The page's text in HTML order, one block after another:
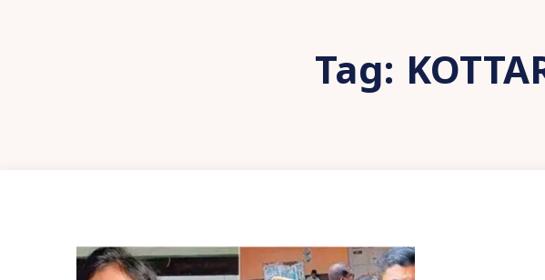
Tag: